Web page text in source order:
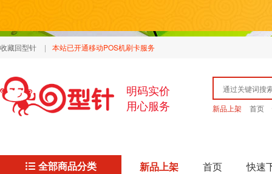
收藏回型针 | 本站已开通移动POS机刷卡服务
明码实价
用心服务
新品上架 首页
全部商品分类 新品上架 首页 快速